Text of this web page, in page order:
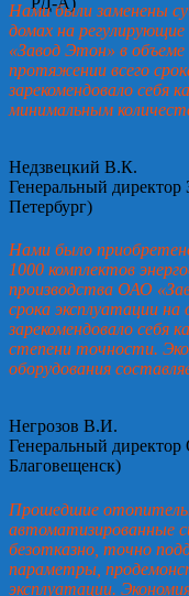
Нами были заменены
домах на
«Завод Этон» в
протяжении всего
зарекомендовало себя
минимальным
Недзвецкий В.К.
Генеральный
Петербург)
Нами было
1000 комплектов
производства ОАО
срока эксплуатации на
зарекомендовало себя
степени точности.
оборудования
Негрозов В.И.
Генеральный
Благовещенск)
Прошедшие
автоматизированные
безотказно, точно
параметры,
эксплуатации.